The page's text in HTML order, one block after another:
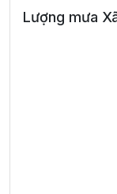
Lượng mưa